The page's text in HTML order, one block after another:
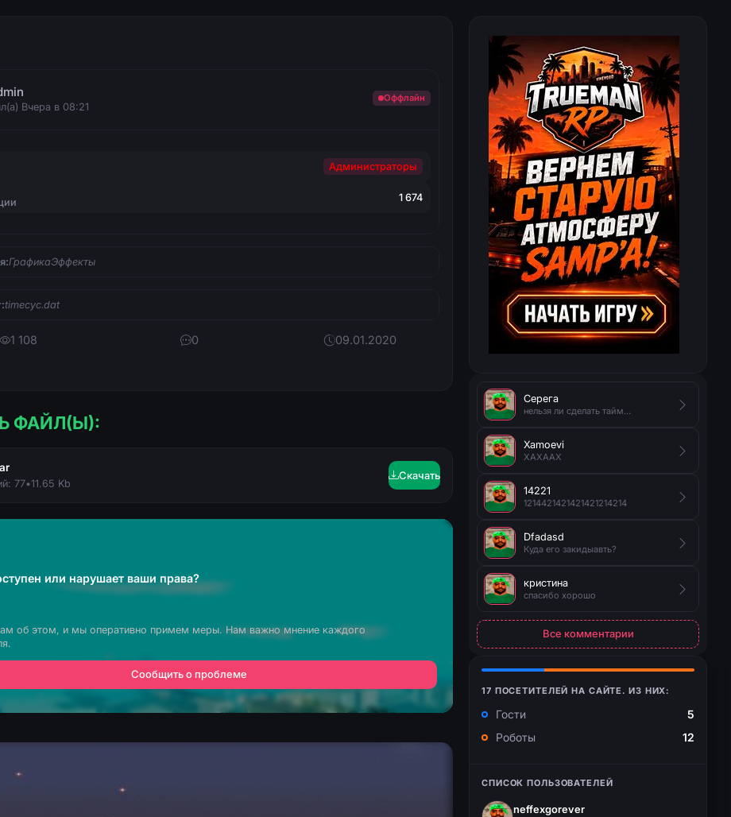
Вчера в 08:21
Оффлайн
Администраторы
1 674
ГрафикаЭффекты
timecyc.dat
1 108 0 09.01.2020
ФАЙЛ(Ы):
77•11.65 Kb
Скачать
или нарушает ваши права?
об этом, и мы оперативно примем меры. Нам важно мнение каждого
Сообщить о проблеме
Серега
Xamoevi
XAXAAX
14221
1214421421421421214214
Dfadasd
Куда его закидыавть?
кристина
спасибо хорошо
Все комментарии
17 ПОСЕТИТЕЛЕЙ НА САЙТЕ. ИЗ НИХ:
Гости
5
Роботы
12
СПИСОК ПОЛЬЗОВАТЕЛЕЙ
neffexgorever